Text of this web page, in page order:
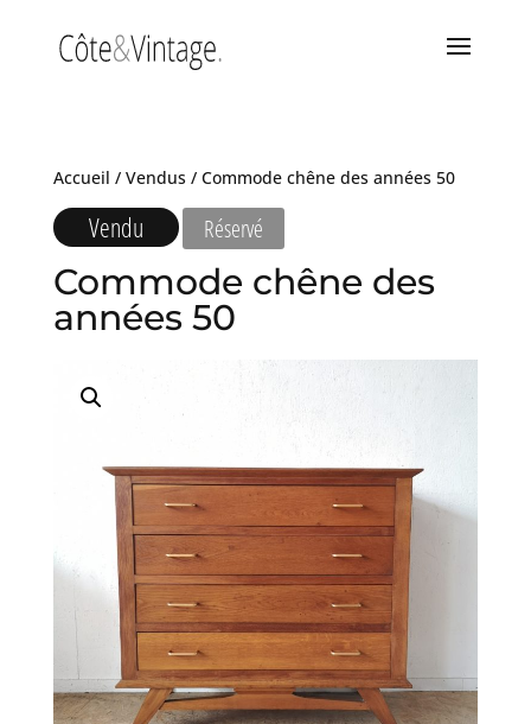
Accueil / Vendus/ Commode chêne des années 50
Vendu Réservé
Commode chêne des
années 50